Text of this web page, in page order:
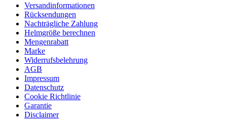
Versandinformationen
Rücksendungen
Nachträgliche Zahlung
Helmgröße berechnen
Mengenrabatt
Marke
Widerrufsbelehrung
AGB
Impressum
Datenschutz
Cookie Richtlinie
Garantie
Disclaimer